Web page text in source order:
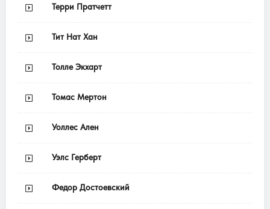
Терри Пратчетт
Тит Нат Хан
Толле Экхарт
Томас Мертон
Уоллес Ален
Уэлс Герберт
Федор Достоевский